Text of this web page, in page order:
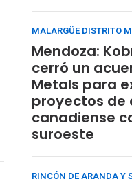
MALARGÜE DISTRITO
Mendoza:
cerró un
Metals para
proyectos de
canadiense
suroeste
RINCÓN DE ARANDA Y